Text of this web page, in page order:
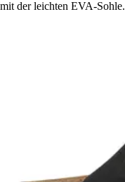
mit der leichten EVA-Sohle.